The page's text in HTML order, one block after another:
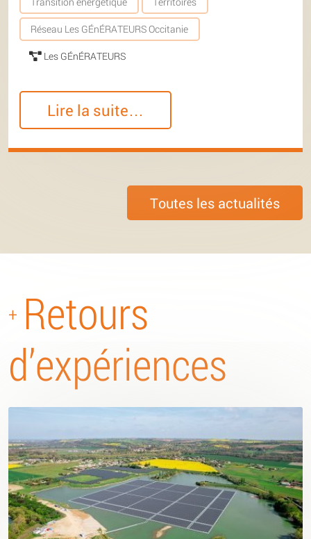
Réseau Les GÉnÉRATEURS Occitanie
Les GÉnÉRATEURS
Lire la suite…
Toutes les actualités
+ Retours
d’expériences